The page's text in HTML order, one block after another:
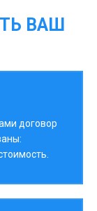
ВАШ
договор